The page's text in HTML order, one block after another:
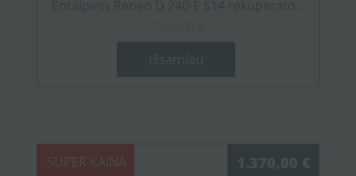
Entalpinis Reneo D 240-E S14 rekuperato...
Išsamiau
SUPER KAINA 1.370,00 €